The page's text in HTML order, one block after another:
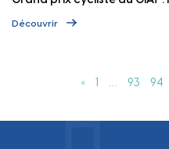
Découvrir
« 1 … 93 94